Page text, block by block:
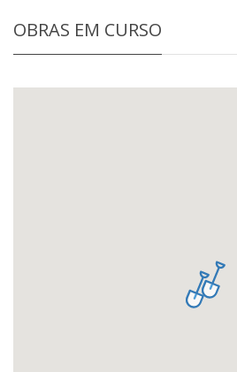
OBRAS EM CURSO